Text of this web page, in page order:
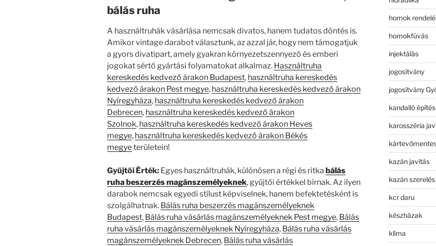
bálás ruha
A használtruhák vásárlása nemcsak divatos, hanem tudatos döntés is.
Amikor vintage darabot választunk, az azzal jár, hogy nem támogatjuk
a gyors divatipart, amely gyakran környezetszennyező és emberi
jogokat sértő gyártási folyamatokat alkalmaz. Használtruha
kereskedés kedvező árakon Budapest, használtruha kereskedés
kedvező árakon Pest megye, használtruha kereskedés kedvező árakon
Nyíregyháza, használtruha kereskedés kedvező árakon
Debrecen, használtruha kereskedés kedvező árakon
Szolnok, használtruha kereskedés kedvező árakon Heves
megye, használtruha kereskedés kedvező árakon Békés
megyeterületein!
Gyűjtői Érték: Egyes használtruhák, különösen a régi és ritka bálás
ruha beszerzés magánszemélyeknek, gyűjtői értékkel bírnak. Az ilyen
darabok nemcsak egyedi stílust képviselnek, hanem befektetésként is
szolgálhatnak. Bálás ruha beszerzés magánszemélyeknek
Budapest, Bálás ruha vásárlás magánszemélyeknek Pest megye, Bálás
ruha vásárlás magánszemélyeknek Nyíregyháza, Bálás ruha vásárlás
magánszemélyeknek Debrecen, Bálás ruha vásárlás
homok
homokfúvás
injektálás
jogosítvány
jogosítvány
kandalló építés
karosszéria
kazán javítás
kazán szerelés
kcr daru
készházak
klíma